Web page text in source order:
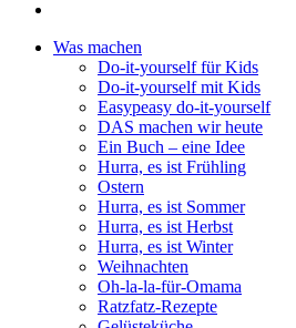
Was machen
Do-it-yourself für Kids
Do-it-yourself mit Kids
Easypeasy do-it-yourself
DAS machen wir heute
Ein Buch – eine Idee
Hurra, es ist Frühling
Ostern
Hurra, es ist Sommer
Hurra, es ist Herbst
Hurra, es ist Winter
Weihnachten
Oh-la-la-für-Omama
Ratzfatz-Rezepte